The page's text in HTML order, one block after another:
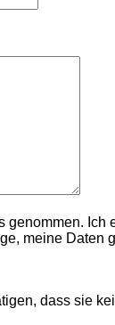
genommen. Ich
meine Daten
dass sie